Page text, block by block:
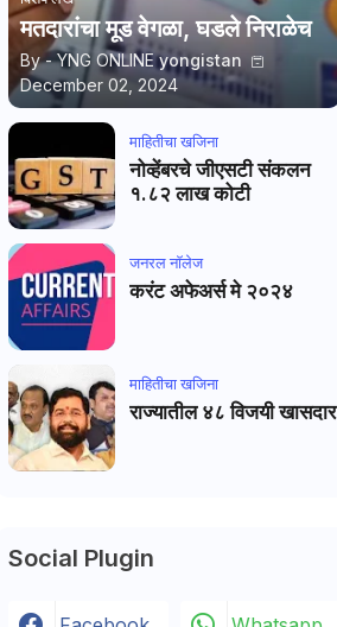
मतदारांचा मूड वेगळा, घडले निराळेच
By - YNG ONLINE yongistan
December 02, 2024
माहितीचा खजिना
नोव्हेंबरचे जीएसटी संकलन
१.८२ लाख कोटी
जनरल नाॅलेज
करंट अफेअर्स मे २०२४
माहितीचा खजिना
राज्यातील ४८ विजयी खासदार
Social Plugin